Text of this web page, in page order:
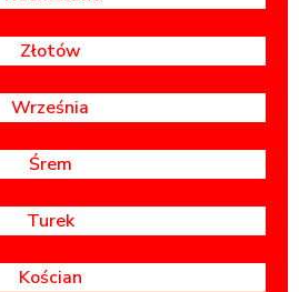
Złotów
Września
Śrem
Turek
Kościan